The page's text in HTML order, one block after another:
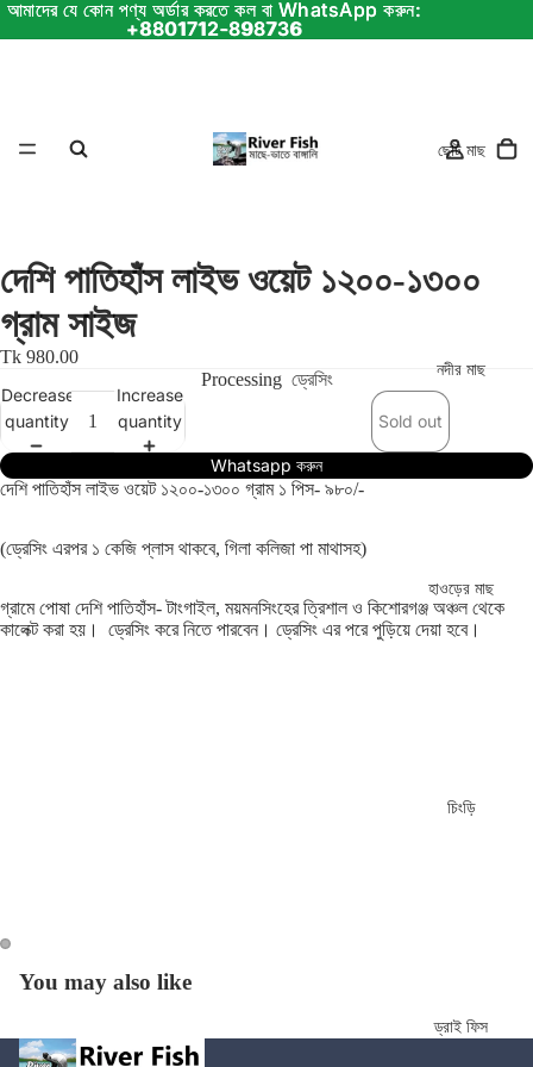
আমাদের যে কোন পণ্য অর্ডার করতে কল বা WhatsApp করুন:
+8801712-898736
আমাদের যে কোন পণ্য অর্ডার করতে কল বা WhatsApp করুন:
+8801712-898736
ছোট মাছ
নদীর মাছ
হাওড়ের মাছ
চিংড়ি
ড্রাই ফিস
দেশি পাতিহাঁস লাইভ ওয়েট ১২০০-১৩০০
গ্রাম সাইজ
Tk 980.00
Processing ড্রেসিং
Decrease
quantity
Increase
quantity
Sold out
Whatsapp করুন
দেশি পাতিহাঁস লাইভ ওয়েট ১২০০-১৩০০ গ্রাম ১ পিস- ৯৮০/-
(ড্রেসিং এরপর ১ কেজি প্লাস থাকবে, গিলা কলিজা পা মাথাসহ)
গ্রামে পোষা দেশি পাতিহাঁস- টাংগাইল, ময়মনসিংহের ত্রিশাল ও কিশোরগঞ্জ অঞ্চল থেকে
কালেক্ট করা হয়। ড্রেসিং করে নিতে পারবেন। ড্রেসিং এর পরে পুড়িয়ে দেয়া হবে।
You may also like